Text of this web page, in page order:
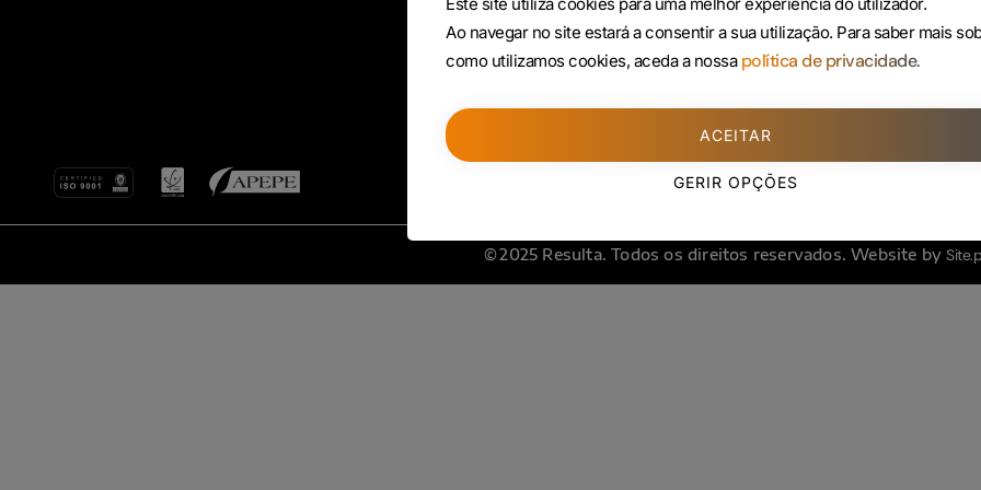
225 432 051
(Custo de uma chamada para rede fixa)
© 2025 Resulta. Todos os direitos reservados. Website by
Ao navegar no site estará a consentir a sua utilização. Para saber mais
como utilizamos cookies, aceda a nossa política de privacidade.
ACEITAR
GERIR OPÇÕES